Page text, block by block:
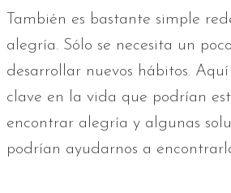
También es bastante simple
alegría. Sólo se necesita un
desarrollar nuevos hábitos.
clave en la vida que podrían
encontrar alegría y algunas
podrían ayudarnos a